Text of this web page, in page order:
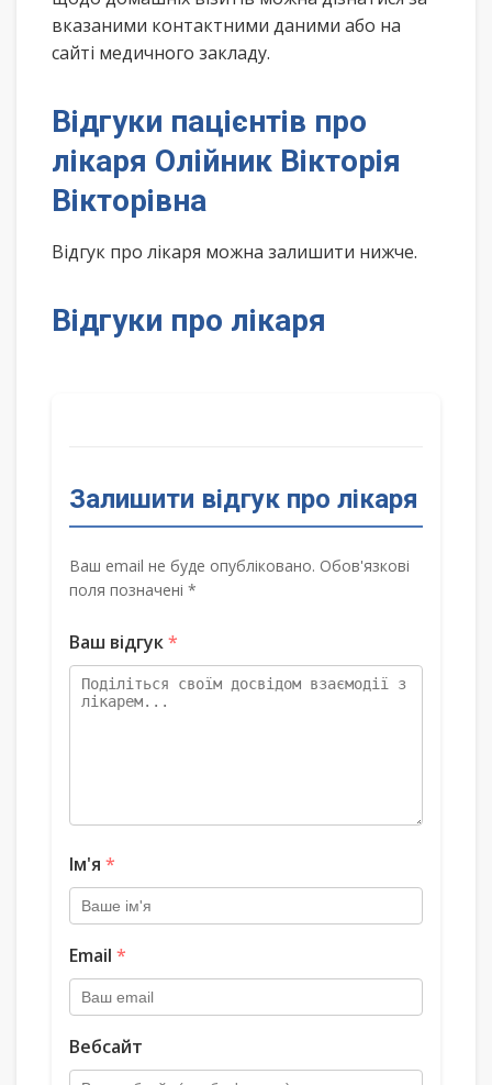
вказаними контактними даними або на
сайті медичного закладу.
Відгуки пацієнтів про
лікаря Олійник Вікторія
Вікторівна
Відгук про лікаря можна залишити нижче.
Відгуки про лікаря
Залишити відгук про лікаря
Ваш email не буде опубліковано. Обов'язкові
поля позначені *
Ваш відгук*
Ім'я *
Email *
Вебсайт